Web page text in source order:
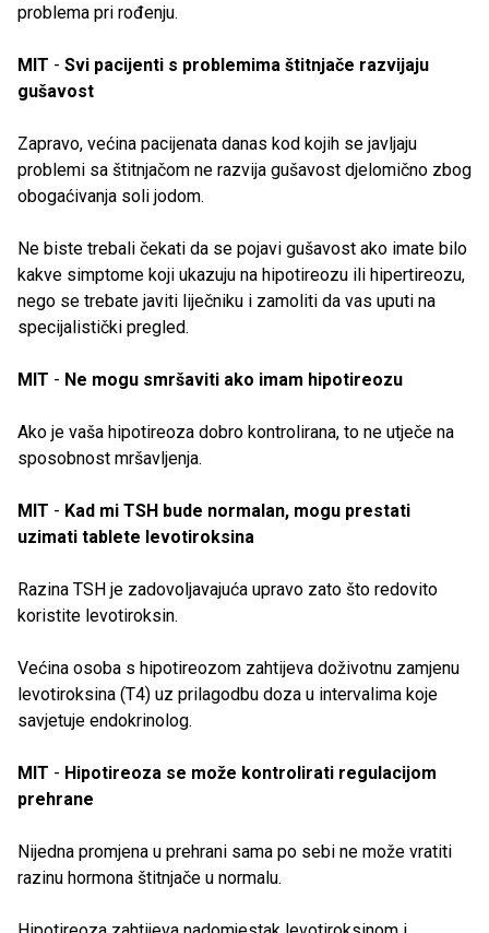
problema pri rođenju.
MIT - Svi pacijenti s problemima štitnjače razvijaju
gušavost
Zapravo, većina pacijenata danas kod kojih se javljaju
problemi sa štitnjačom ne razvija gušavost djelomično zbog
obogaćivanja soli jodom.
Ne biste trebali čekati da se pojavi gušavost ako imate bilo
kakve simptome koji ukazuju na hipotireozu ili hipertireozu,
nego se trebate javiti liječniku i zamoliti da vas uputi na
specijalistički pregled.
MIT - Ne mogu smršaviti ako imam hipotireozu
Ako je vaša hipotireoza dobro kontrolirana, to ne utječe na
sposobnost mršavljenja.
MIT - Kad mi TSH bude normalan, mogu prestati
uzimati tablete levotiroksina
Razina TSH je zadovoljavajuća upravo zato što redovito
koristite levotiroksin.
Većina osoba s hipotireozom zahtijeva doživotnu zamjenu
levotiroksina (T4) uz prilagodbu doza u intervalima koje
savjetuje endokrinolog.
MIT - Hipotireoza se može kontrolirati regulacijom
prehrane
Nijedna promjena u prehrani sama po sebi ne može vratiti
razinu hormona štitnjače u normalu.